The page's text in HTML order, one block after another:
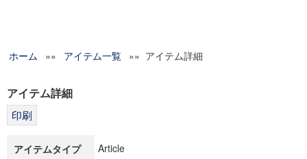
グローバルリサーチインスティテュート
科学研究費補助金研究成果報告書
博士課程教育リーディングプログラム「超成熟社会発展のサ
ホーム »» アイテム一覧 »» アイテム詳細
アイテム詳細
アイテムタイプ Article